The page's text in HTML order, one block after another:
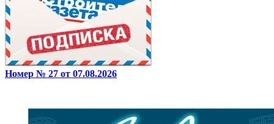
Номер № 27 от 07.08.2026